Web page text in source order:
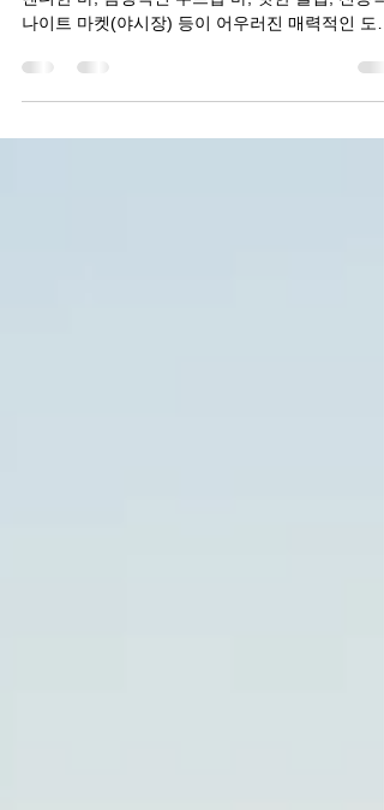
대만의 중부에 위치한 타이중(台中, Taichung)은
나이트 마켓(야시장) 등이 어우러진 매력적인 도시
다. 타이중의 밤은 단순한 유흥을 넘어, 다양한 문